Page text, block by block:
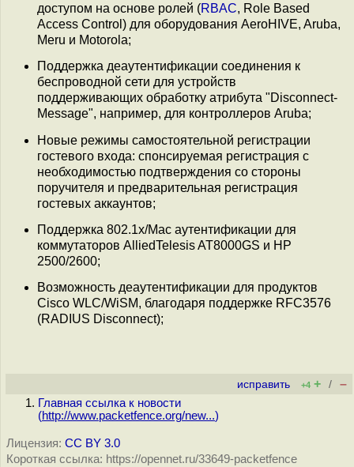
доступом на основе ролей (RBAC, Role Based
Access Control) для оборудования AeroHIVE, Aruba,
Meru и Motorola;
Поддержка деаутентификации соединения к
беспроводной сети для устройств
поддерживающих обработку атрибута "Disconnect-
Message", например, для контроллеров Aruba;
Новые режимы самостоятельной регистрации
гостевого входа: спонсируемая регистрация с
необходимостью подтверждения со стороны
поручителя и предварительная регистрация
гостевых аккаунтов;
Поддержка 802.1x/Mac аутентификации для
коммутаторов AlliedTelesis AT8000GS и HP
2500/2600;
Возможность деаутентификации для продуктов
Cisco WLC/WiSM, благодаря поддержке RFC3576
(RADIUS Disconnect);
исправить +4 + / –
Главная ссылка к новости
(http://www.packetfence.org/new...)
Лицензия: CC BY 3.0
Короткая ссылка: https://opennet.ru/33649-packetfence